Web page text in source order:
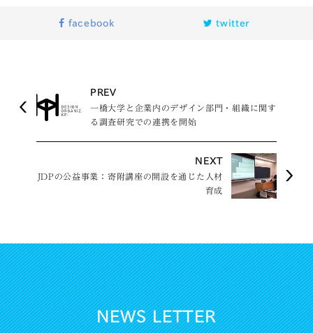
facebook twitter
PREV
一橋大学と企業内のデザイン部門・組織に関す
る調査研究での連携を開始
NEXT
JDPの公益事業：寄附講座の開設を通じた人材
育成
NEWS LETTER